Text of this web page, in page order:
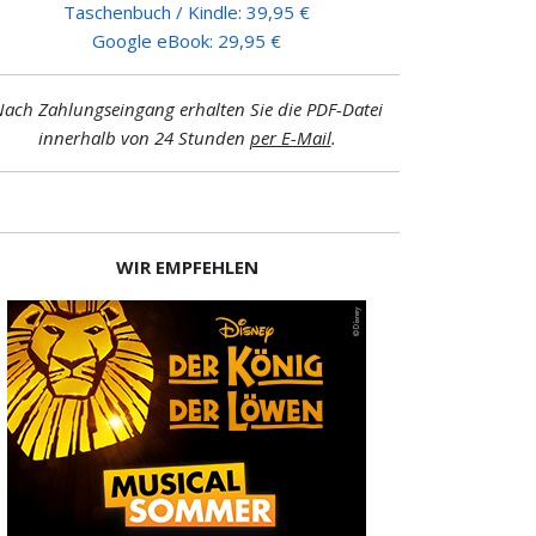
Taschenbuch / Kindle: 39,95 €
Google eBook: 29,95 €
Zahlungseingang erhalten Sie die PDF-Datei
innerhalb von 24 Stunden per E-Mail.
WIR EMPFEHLEN